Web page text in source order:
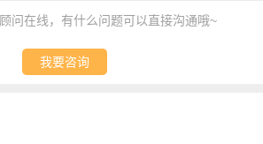
问在线，有什么问题可以直接沟通哦~
我要咨询